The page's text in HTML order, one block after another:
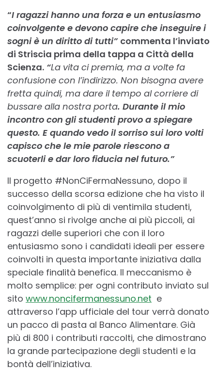
“I ragazzi hanno una forza e un entusiasmo
coinvolgente e devono capire che inseguire i
sogni è un diritto di tutti” commenta l’inviato
di Striscia prima della tappa a Città della
Scienza. “La vita ci premia, ma a volte fa
confusione con l’indirizzo. Non bisogna avere
fretta quindi, ma dare il tempo al corriere di
bussare alla nostra porta. Durante il mio
incontro con gli studenti provo a spiegare
questo. E quando vedo il sorriso sui loro volti
capisco che le mie parole riescono a
scuoterli e dar loro fiducia nel futuro.”
Il progetto #NonCiFermaNessuno, dopo il
successo della scorsa edizione che ha visto il
coinvolgimento di più di ventimila studenti,
quest’anno si rivolge anche ai più piccoli, ai
ragazzi delle superiori che con il loro
entusiasmo sono i candidati ideali per essere
coinvolti in questa importante iniziativa dalla
speciale finalità benefica. Il meccanismo è
molto semplice: per ogni contributo inviato sul
sito www.noncifermanessuno.net e
attraverso l’app ufficiale del tour verrà donato
un pacco di pasta al Banco Alimentare. Già
più di 800 i contributi raccolti, che dimostrano
la grande partecipazione degli studenti e la
bontà dell’iniziativa.